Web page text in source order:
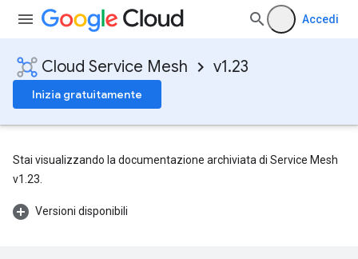
Accedi
Cloud Service Mesh v1.23
Inizia gratuitamente
Stai visualizzando la documentazione archiviata di Service Mesh
v1.23.
Versioni disponibili